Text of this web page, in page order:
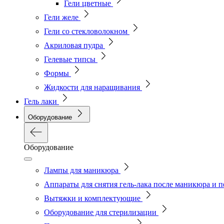
Гели цветные
Гели желе
Гели со стекловолокном
Акриловая пудра
Гелевые типсы
Формы
Жидкости для наращивания
Гель лаки
Оборудование
Оборудование
Лампы для маникюра
Аппараты для снятия гель-лака после маникюра и
Вытяжки и комплектующие
Оборудование для стерилизации